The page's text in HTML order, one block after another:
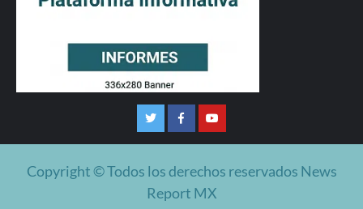
TwitterFacebookYoutube
Copyright © Todos los derechos reservados News
Report MX